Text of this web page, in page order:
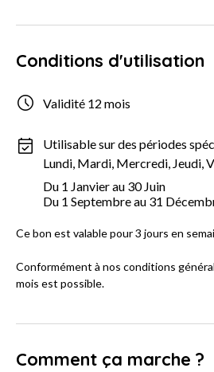
Conditions d'utilisation
Validité 12 mois
Utilisable sur des périodes
Lundi, Mardi, Mercredi, Jeudi,
Du 1 Janvier au 30 Juin
Du 1 Septembre au 31
Ce bon est valable pour 3 jours en
Conformément à nos conditions
mois est possible.
Comment ça marche ?